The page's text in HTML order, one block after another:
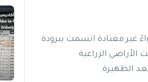
غير معتادة اتسمت ببرودة
الزراعية
الظهيرة.